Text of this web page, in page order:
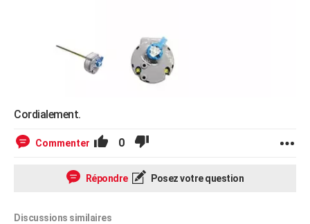
Cordialement.
Commenter 0
Répondre Posez votre question
Discussions similaires